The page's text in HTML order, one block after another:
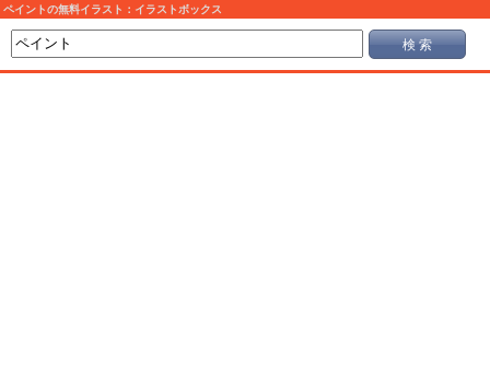
ペイントの無料イラスト：イラストボックス
検 索